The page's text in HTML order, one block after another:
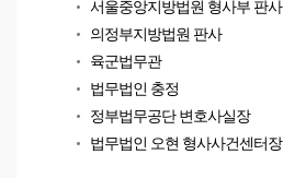
서울중앙지방법원 형사부 판사
의정부지방법원 판사
육군법무관
법무법인 충정
정부법무공단 변호사실장
법무법인 오현 형사사건센터장